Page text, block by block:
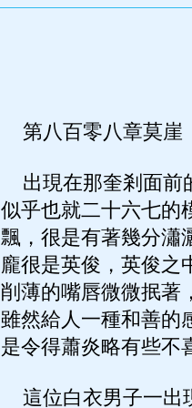
第八百零八章莫崖
出現在那奎剎面前
似乎也就二十六七的
飄，很是有著幾分瀟
龐很是英俊，英俊之
削薄的嘴唇微微抿著
雖然給人一種和善的
是令得蕭炎略有些不
這位白衣男子一出